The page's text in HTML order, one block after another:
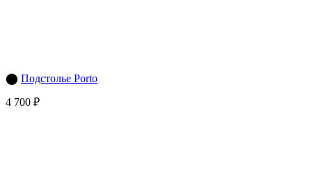
⬤ Подстолье Porto
4 700 ₽